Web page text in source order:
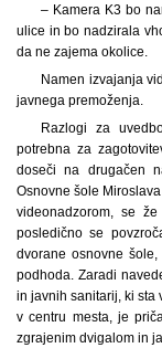
– Kamera K3 bo
ulice in bo nadzirala
da ne zajema okolice.
Namen izvajanja
javnega premoženja.
Razlogi za
potrebna za
doseči na drugačen
Osnovne šole
videonadzorom, se
posledično se
dvorane osnovne
podhoda. Zaradi
in javnih sanitarij, ki sta
v centru mesta, je
zgrajenim dvigalom in